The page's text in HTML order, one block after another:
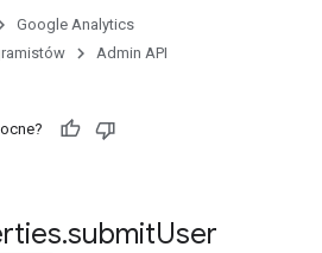
Google Analytics
Admin API
.submitUser